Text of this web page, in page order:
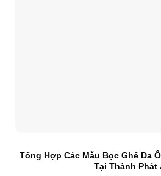
Tổng Hợp Các Mẫu Bọc Ghế Da
Tại Thành Phát